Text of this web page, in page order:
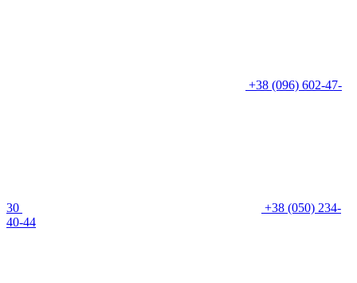
+38 (096) 602-47-
30
+38 (050) 234-
40-44